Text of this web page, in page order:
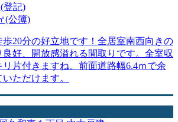
登記)
(公簿)
歩20分の好立地です！全居室南西向きの
好、開放感溢れる間取りです。全室収
片付きますね。前面道路幅6.4ｍで余
ただけます。